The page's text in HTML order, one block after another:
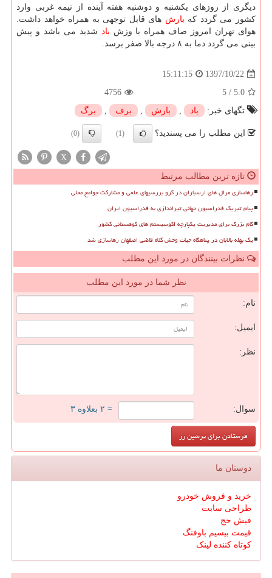
دیگری از روزهای یكشنبه و دوشنبه هفته آینده از نیمه غربی وارد
كشور می گردد كه بارش های قابل توجهی به همراه خواهد داشت.
هوای تهران امروز صاف همراه با وزش باد شدید می باشد و پیش
بینی می گردد دما به ۸ درجه بالا صفر برسد.
1397/10/22
15:11:15
5.0
/
5
4756
تگهای خبر:
باد , بارش , برف , برگ
این مطلب را می پسندید؟ (1)
(0)
X
تازه ترین مطالب مرتبط
رهاسازی مرال های ارسباران در گرو بررسیهای علمی و مشارکت جوامع محلی
پیام تبریک فدراسیون جهانی تیراندازی به فدراسیون ایران
گام بزرگ برای مدیریت یکپارچه اکوسیستم های کوهستانی کشور
یک بهله بالابان در پناهگاه حیات وحش کلاه قاضی اصفهان رهاسازی شد
نظرات بینندگان در مورد این مطلب
نظر شما در مورد این مطلب
نام:
ایمیل:
نظر:
سوال: = ۲ بعلاوه ۳
دوستان ما
خرید و فروش خودرو
طراحی سایت
فیش حج
قیمت بیسیم باوفنگ
کوتاه کننده لینک